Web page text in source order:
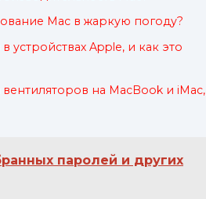
Mac в жаркую погоду?
устройствах Apple, и как это
на MacBook и iMac,
паролей и других